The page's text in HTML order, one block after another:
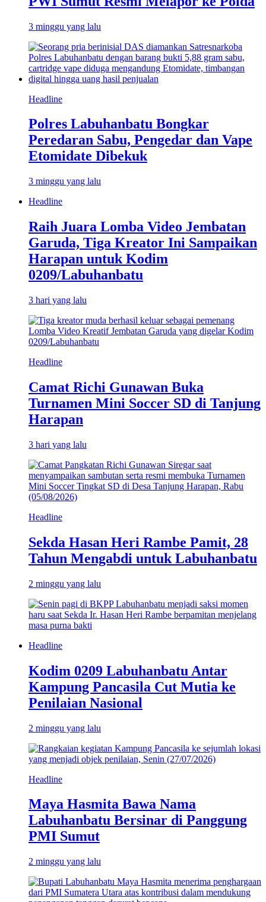
3 minggu yang lalu
Headline
Polres Labuhanbatu Bongkar
Peredaran Sabu, Pengedar dan Vape
Etomidate Dibekuk
3 minggu yang lalu
Headline
Raih Juara Lomba Video Jembatan
Garuda, Tiga Kreator Ini Sampaikan
Harapan untuk Kodim
0209/Labuhanbatu
3 hari yang lalu
Headline
Camat Richi Gunawan Buka
Turnamen Mini Soccer SD di Tanjung
Harapan
3 hari yang lalu
Headline
Sekda Hasan Heri Rambe Pamit, 28
Tahun Mengabdi untuk Labuhanbatu
2 minggu yang lalu
Headline
Kodim 0209 Labuhanbatu Antar
Kampung Pancasila Cut Mutia ke
Penilaian Nasional
2 minggu yang lalu
Headline
Maya Hasmita Bawa Nama
Labuhanbatu Bersinar di Panggung
PMI Sumut
2 minggu yang lalu